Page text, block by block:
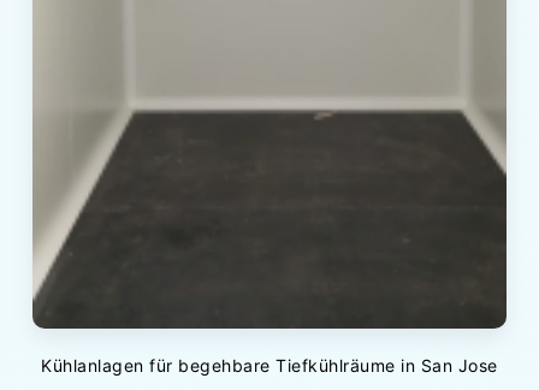
Kühlanlagen für begehbare Tiefkühlräume in San Jose